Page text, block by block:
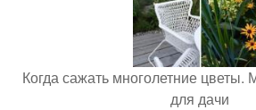
Когда сажать многолетние цветы.
для дачи